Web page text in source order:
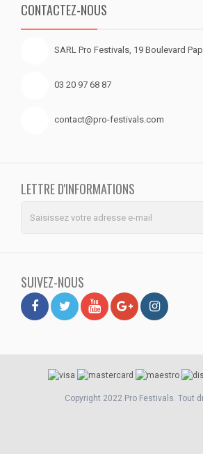
CONTACTEZ-NOUS
SARL Pro Festivals, 19 Boulevard
03 20 97 68 87
contact@pro-festivals.com
LETTRE D'INFORMATIONS
SUIVEZ-NOUS
Copyright 2022 Pro Festivals. Tout